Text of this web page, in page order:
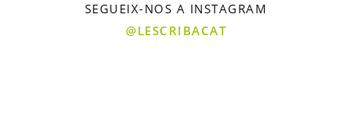
SEGUEIX-NOS A INSTAGRAM
@LESCRIBACAT